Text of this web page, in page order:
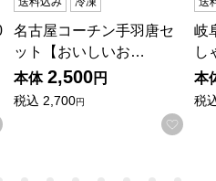
お気に入りに登録する
名古屋コーチン手羽唐セ
ット【おいしいお…
本体 2,500円
税込 2,700円
お気
岐
し
本
税